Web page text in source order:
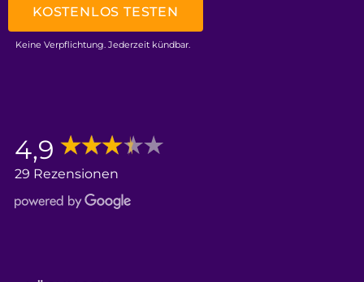
KOSTENLOS TESTEN
Keine Verpflichtung. Jederzeit kündbar.
4,9
29 Rezensionen